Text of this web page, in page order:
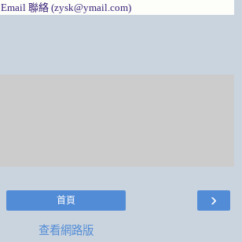
Email 聯絡 (zysk@ymail.com)
›
首頁
查看網路版